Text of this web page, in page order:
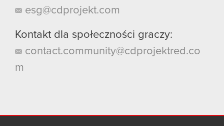
esg@cdprojekt.com
Kontakt dla społeczności graczy:
contact.community@cdprojektred.co
m